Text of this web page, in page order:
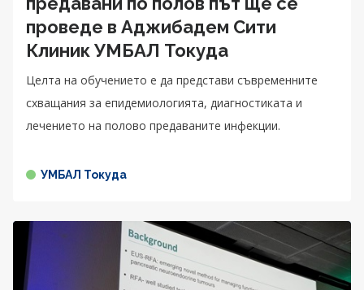
проведе в Аджибадем Сити
Клиник УМБАЛ Токуда
Целта на обучението е да представи съвременните
схващания за епидемиологията, диагностиката и
лечението на полово предаваните инфекции.
УМБАЛ Токуда